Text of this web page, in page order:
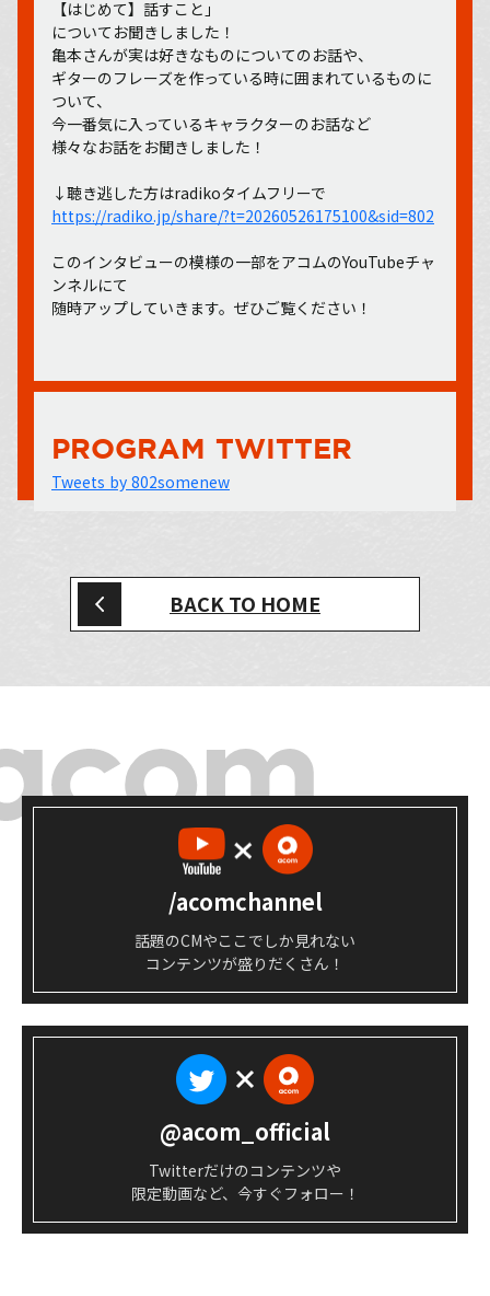
【はじめて】話すこと」
についてお聞きしました！
亀本さんが実は好きなものについてのお話や、
ギターのフレーズを作っている時に囲まれているものに
ついて、
今一番気に入っているキャラクターのお話など
様々なお話をお聞きしました！
↓聴き逃した方はradikoタイムフリーで
https://radiko.jp/share/?t=20260526175100&sid=802
このインタビューの模様の一部をアコムのYouTubeチャ
ンネルにて
随時アップしていきます。ぜひご覧ください！
PROGRAM TWITTER
Tweets by 802somenew
BACK TO HOME
/acomchannel
話題のCMやここでしか見れない
コンテンツが盛りだくさん！
@acom_official
Twitterだけのコンテンツや
限定動画など、今すぐフォロー！